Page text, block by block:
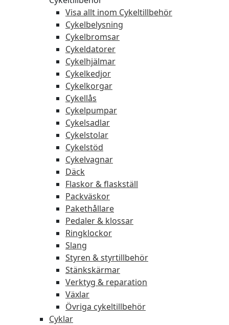
Visa allt inom Cykeltillbehör
Cykelbelysning
Cykelbromsar
Cykeldatorer
Cykelhjälmar
Cykelkedjor
Cykelkorgar
Cykellås
Cykelpumpar
Cykelsadlar
Cykelstolar
Cykelstöd
Cykelvagnar
Däck
Flaskor & flaskställ
Packväskor
Pakethållare
Pedaler & klossar
Ringklockor
Slang
Styren & styrtillbehör
Stänkskärmar
Verktyg & reparation
Växlar
Övriga cykeltillbehör
Cyklar